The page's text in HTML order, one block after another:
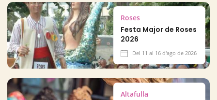
Roses
Festa Major de Roses
2026
Del 11 al 16 d'ago de 2026
Altafulla